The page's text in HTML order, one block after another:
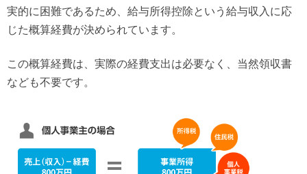
実的に困難であるため、給与所得控除という給与収入に応
じた概算経費が決められています。
この概算経費は、実際の経費支出は必要なく、当然領収書
なども不要です。